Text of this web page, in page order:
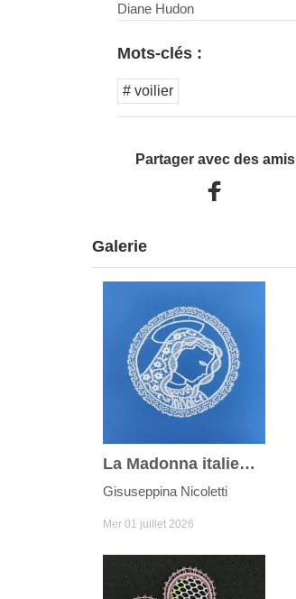
Diane Hudon
Mots-clés :
# voilier
Partager avec des amis
Galerie
La Madonna italienne
Gisuseppina Nicoletti
Mer 01 juillet 2026